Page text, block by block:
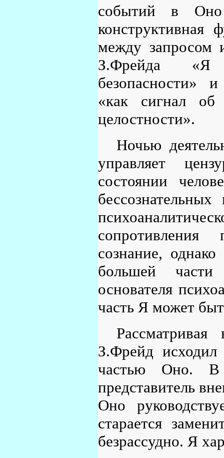
событий в
конструктивная
между запросом
З.Фрейда «Я
безопасности»
«как сигнал об
целостности».
Ночью
управляет
состоянии
сознание,
большей
основателя
часть Я может
З.Фрейд
частью Оно. В
представитель
Оно
старается
безрассудно. Я